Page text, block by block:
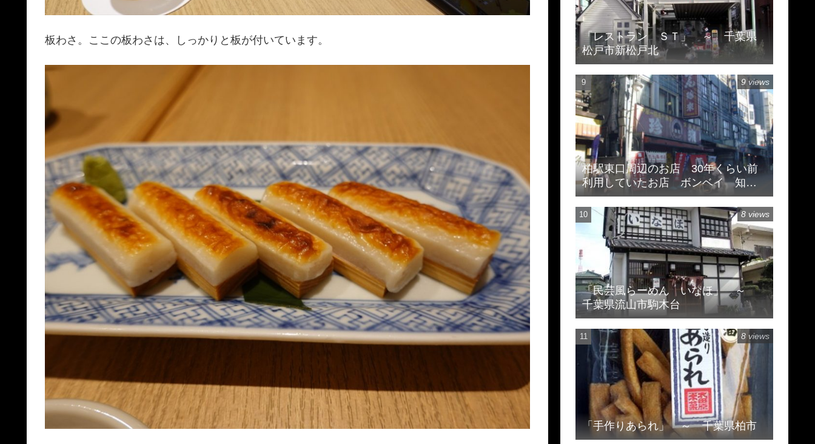
板わさ。ここの板わさは、しっかりと板が付いています。
「レストラン ＳＴ」 ～ 千葉県
松戸市新松戸北
柏駅東口周辺のお店 30年くらい前
利用していたお店 ボンベイ 知味
斎 珍来
9 views
「民芸風らーめん いなほ」 ～
千葉県流山市駒木台
8 views
「手作りあられ」 ～ 千葉県柏市
8 views